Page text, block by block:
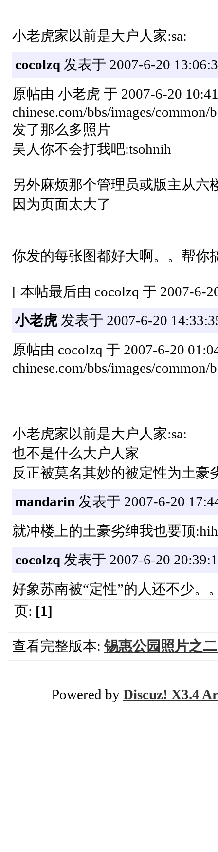
小老虎家以前是大户人家:sa:
cocolzq 发表于 2007-6-20
原帖由 小老虎 于 2007-6-20
chinese.com/bbs/images/common/
发了那么多照片
吴人你不会打我吧:tsohnih
另外麻烦那个管理员或版主从
因为页面太大了
你发的每张图都好大啊。。帮你
[ 本帖最后由 cocolzq 于 2007-6-
小老虎发表于 2007-6-20
原帖由 cocolzq 于 2007-6-20
chinese.com/bbs/images/common/
小老虎家以前是大户人家:sa:
也不是什么大户人家
反正被莫名其妙的被定性为土豪
mandarin 发表于 2007-6-20
就冲楼上的土豪劣绅我也要顶
cocolzq 发表于 2007-6-20
好象苏南被“定性”的人还不少。
页: [1]
查看完整版本:锡惠公园照片之
Powered by Discuz! X3.4